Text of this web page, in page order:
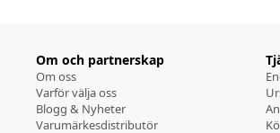
Om och partnerskap
Om oss
Varför välja oss
Blogg & Nyheter
Varumärkesdistributör